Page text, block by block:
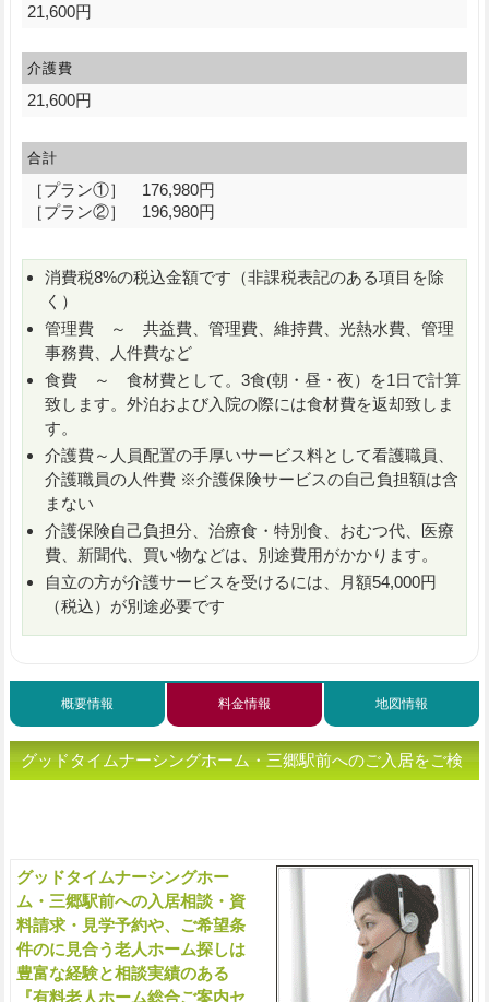
21,600円
介護費
21,600円
合計
［プラン①］ 176,980円
［プラン②］ 196,980円
消費税8%の税込金額です（非課税表記のある項目を除
く）
管理費 ～ 共益費、管理費、維持費、光熱水費、管理
事務費、人件費など
食費 ～ 食材費として。3食(朝・昼・夜）を1日で計算
致します。外泊および入院の際には食材費を返却致しま
す。
介護費～人員配置の手厚いサービス料として看護職員、
介護職員の人件費 ※介護保険サービスの自己負担額は含
まない
介護保険自己負担分、治療食・特別食、おむつ代、医療
費、新聞代、買い物などは、別途費用がかかります。
自立の方が介護サービスを受けるには、月額54,000円
（税込）が別途必要です
概要情報 料金情報 地図情報
グッドタイムナーシングホーム・三郷駅前へのご入居をご検
グッドタイムナーシングホー
ム・三郷駅前への入居相談・資
料請求・見学予約や、ご希望条
件のに見合う老人ホーム探しは
豊富な経験と相談実績のある
『有料老人ホーム総合ご案内セ